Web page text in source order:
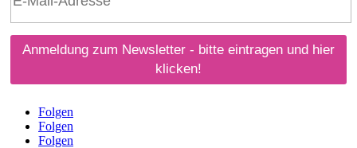
Folgen
Folgen
Folgen